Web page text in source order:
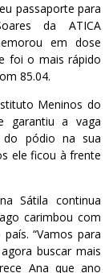
passaporte para
da ATICA
em dose
foi o mais rápido
85.04.
Meninos do
garantiu a vaga
pódio na sua
ele ficou à frente
Sátila continua
carimbou com
“Vamos para
buscar mais
Ana que ano